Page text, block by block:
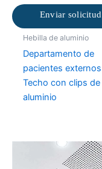
Enviar solicitud
Hebilla de aluminio
Departamento de
pacientes externos
Techo con clips de
aluminio